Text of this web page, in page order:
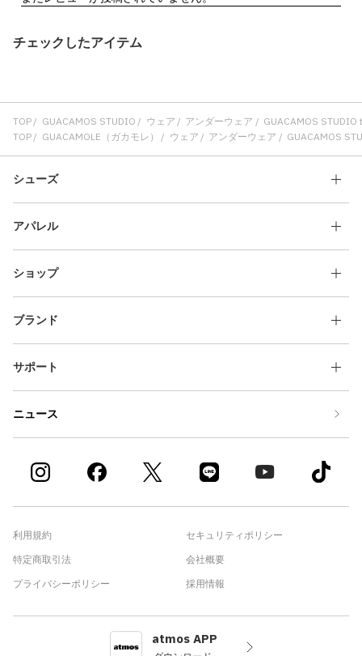
チェックしたアイテム
TOP GUACAMOS STUDIO ウェア アンダーウェア
GUACAMOS
TOP
GUACAMOLE（ガカモレ） ウェア アンダーウェア GUACAMOS
シューズ
アパレル
ショップ
ブランド
サポート
ニュース
利用規約
特定商取引法
プライバシーポリシー
セキュリティポリシー
会社概要
採用情報
atmos APP